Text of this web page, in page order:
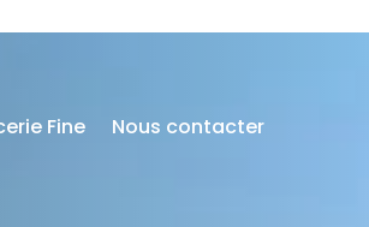
Fine Nous contacter